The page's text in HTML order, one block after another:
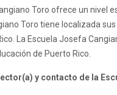
Toro ofrece un nivel
Toro tiene localizada
La Escuela Josefa
de Puerto Rico.
y contacto de la